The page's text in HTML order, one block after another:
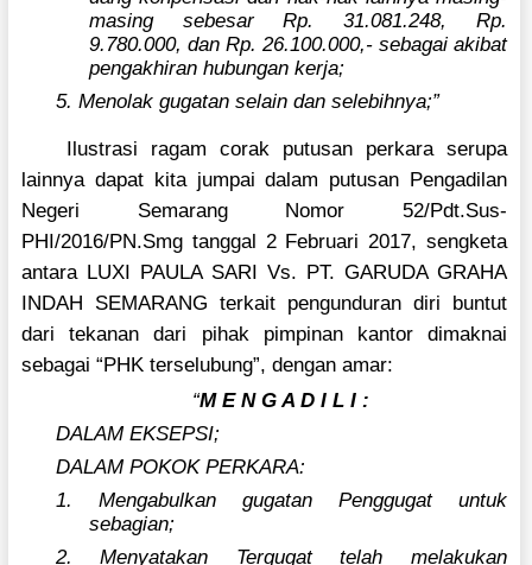
masing sebesar Rp. 31.081.248, Rp.
9.780.000, dan Rp. 26.100.000,- sebagai akibat
pengakhiran hubungan kerja;
5. Menolak gugatan selain dan selebihnya;”
Ilustrasi ragam corak putusan perkara serupa
lainnya dapat kita jumpai dalam putusan Pengadilan
Negeri Semarang Nomor 52/Pdt.Sus-
PHI/2016/PN.Smg tanggal 2 Februari 2017, sengketa
antara LUXI PAULA SARI Vs. PT. GARUDA GRAHA
INDAH SEMARANG terkait pengunduran diri buntut
dari tekanan dari pihak pimpinan kantor dimaknai
sebagai “PHK terselubung”, dengan amar:
“M E N G A D I L I :
DALAM EKSEPSI;
DALAM POKOK PERKARA:
1. Mengabulkan gugatan Penggugat untuk
sebagian;
2. Menyatakan Tergugat telah melakukan